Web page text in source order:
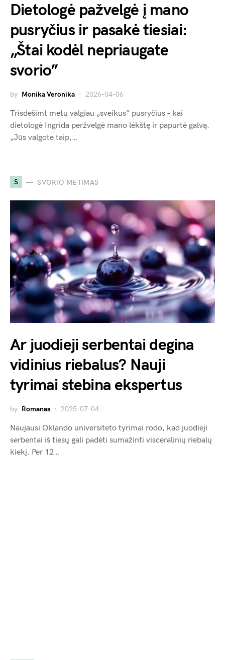
Dietologė pažvelgė į mano
pusryčius ir pasakė tiesiai:
„Štai kodėl nepriaugate
svorio”
by Monika Veronika 2026-04-06
Trisdešimt metų valgiau „sveikus” pusryčius – kai
dietologė Ingrida peržvelgė mano lėkštę ir papurtė galvą.
„Jūs valgote taip,…
S SVORIO METIMAS
Ar juodieji serbentai degina
vidinius riebalus? Nauji
tyrimai stebina ekspertus
by Romanas 2025-07-04
Naujausi Oklando universiteto tyrimai rodo, kad juodieji
serbentai iš tiesų gali padėti sumažinti visceralinių riebalų
kiekį. Per 12…